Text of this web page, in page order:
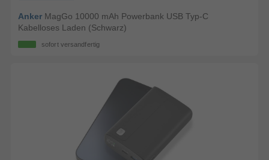
Anker MagGo 10000 mAh Powerbank USB Typ-C
Kabelloses Laden (Schwarz)
sofort versandfertig